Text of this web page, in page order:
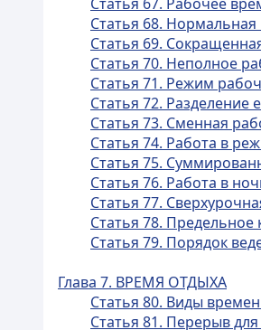
Статья 68.
Статья 69.
Статья 70. Неполное
Статья 71. Режим
Статья 72.
Статья 73. Сменная
Статья 74. Работа в
Статья 75.
Статья 76. Работа в
Статья 77.
Статья 78. Предельное
Статья 79. Порядок
Глава 7. ВРЕМЯ ОТДЫХА
Статья 80. Виды
Статья 81. Перерыв